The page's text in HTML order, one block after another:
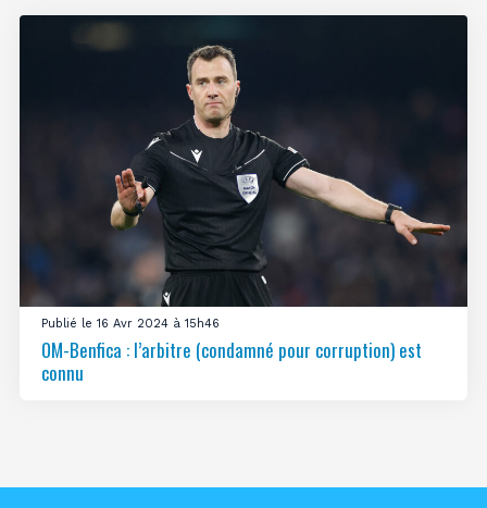
Publié le 16 Avr 2024 à 15h46
OM-Benfica : l’arbitre (condamné pour corruption) est
connu